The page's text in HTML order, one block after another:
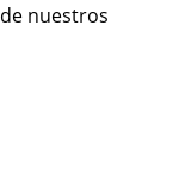
nuestros